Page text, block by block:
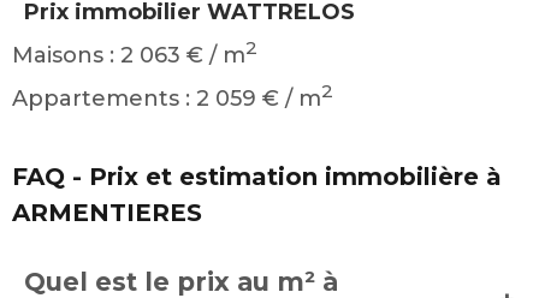
Prix immobilier WATTRELOS
Maisons : 2 063 € / m2
Appartements : 2 059 € / m2
FAQ - Prix et estimation immobilière à
ARMENTIERES
Quel est le prix au m² à